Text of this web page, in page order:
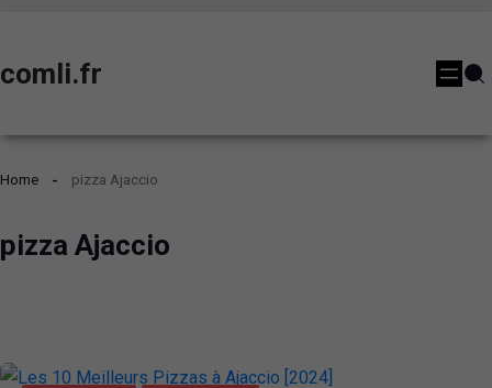
comli.fr
Home pizza Ajaccio
pizza Ajaccio